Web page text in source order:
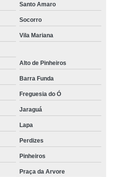
Santo Amaro
Socorro
Vila Mariana
Alto de Pinheiros
Barra Funda
Freguesia do Ó
Jaraguá
Lapa
Perdizes
Pinheiros
Praça da Arvore